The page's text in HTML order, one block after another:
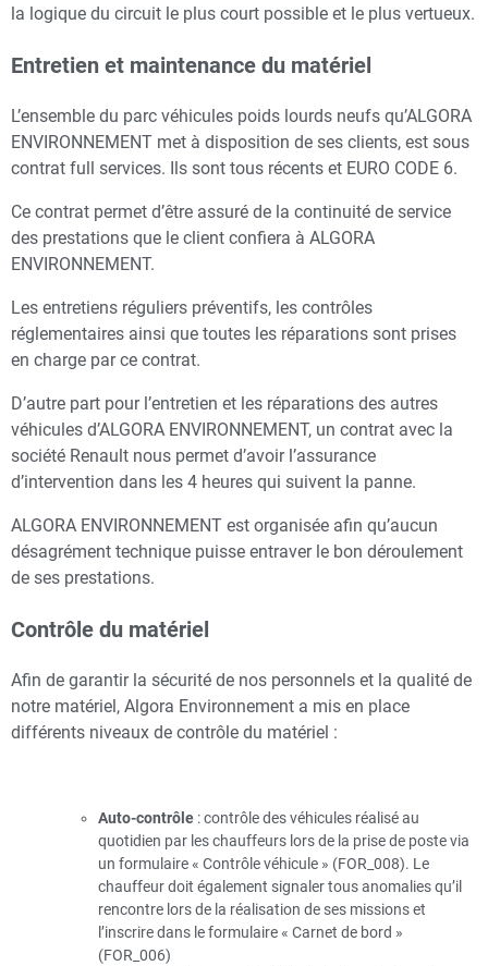
la logique du circuit le plus court possible et le plus vertueux.
Entretien et maintenance du matériel
L’ensemble du parc véhicules poids lourds neufs qu’ALGORA
ENVIRONNEMENT met à disposition de ses clients, est sous
contrat full services. Ils sont tous récents et EURO CODE 6.
Ce contrat permet d’être assuré de la continuité de service
des prestations que le client confiera à ALGORA
ENVIRONNEMENT.
Les entretiens réguliers préventifs, les contrôles
réglementaires ainsi que toutes les réparations sont prises
en charge par ce contrat.
D’autre part pour l’entretien et les réparations des autres
véhicules d’ALGORA ENVIRONNEMENT, un contrat avec la
société Renault nous permet d’avoir l’assurance
d’intervention dans les 4 heures qui suivent la panne.
ALGORA ENVIRONNEMENT est organisée afin qu’aucun
désagrément technique puisse entraver le bon déroulement
de ses prestations.
Contrôle du matériel
Afin de garantir la sécurité de nos personnels et la qualité de
notre matériel, Algora Environnement a mis en place
différents niveaux de contrôle du matériel :
Auto-contrôle : contrôle des véhicules réalisé au
quotidien par les chauffeurs lors de la prise de poste via
un formulaire « Contrôle véhicule » (FOR_008). Le
chauffeur doit également signaler tous anomalies qu’il
rencontre lors de la réalisation de ses missions et
l’inscrire dans le formulaire « Carnet de bord »
(FOR_006)